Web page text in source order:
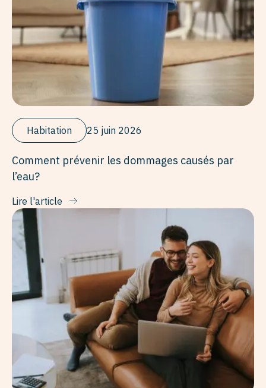
Habitation 25 juin 2026
Comment prévenir les dommages causés par
l’eau?
Lire l'article